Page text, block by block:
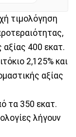
τιμολόγηση
400 εκατ.
2,125% και
αξίας
τα 350 εκατ.
λήγουν